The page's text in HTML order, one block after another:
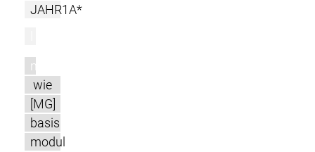
JAHR1A*
m
wie
[MG]
basis
modul